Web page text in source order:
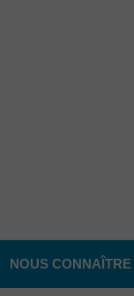
NOUS CONNAÎTRE